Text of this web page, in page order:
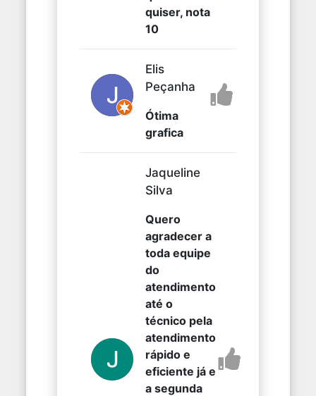
quiser, nota
10
Elis
Peçanha
Ótima
grafica
Jaqueline
Silva
Quero
agradecer a
toda equipe
do
atendimento
até o
técnico pela
atendimento
rápido e
eficiente já e
a segunda